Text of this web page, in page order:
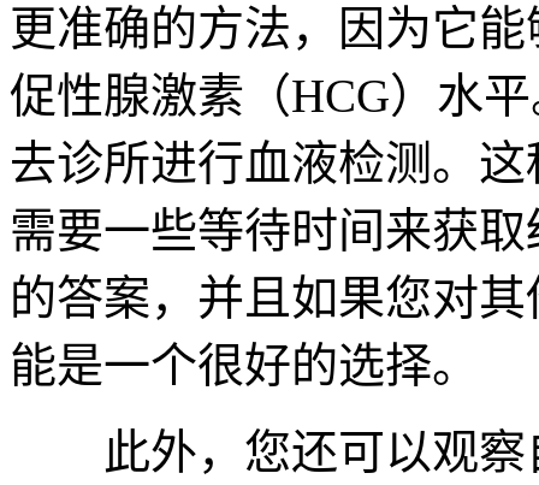
更准确的方法，因为它
促性腺激素（HCG）水
去诊所进行血液检测。
需要一些等待时间来获
的答案，并且如果您对
能是一个很好的选择。
此外，您还可以观察